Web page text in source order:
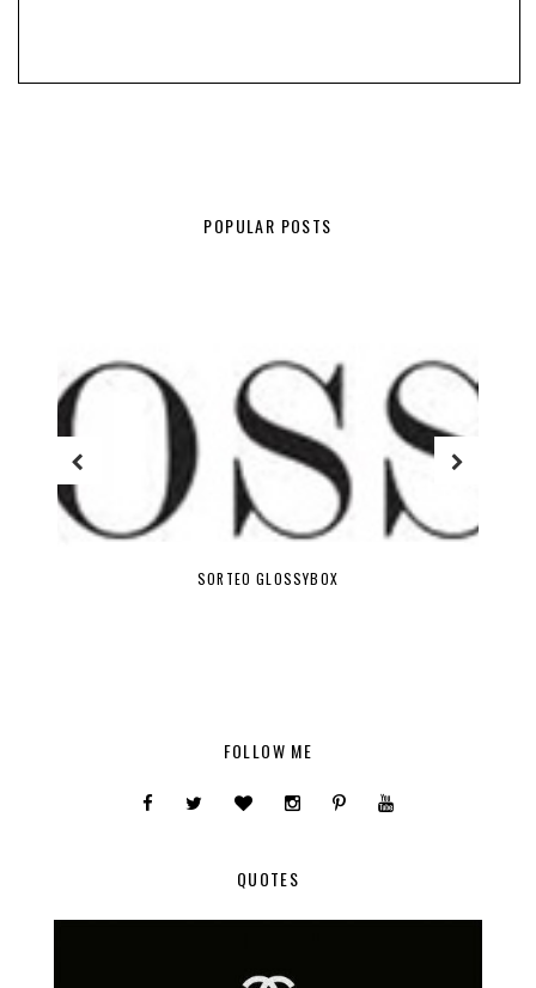
POPULAR POSTS
SORTEO GLOSSYBOX
FOLLOW ME
QUOTES